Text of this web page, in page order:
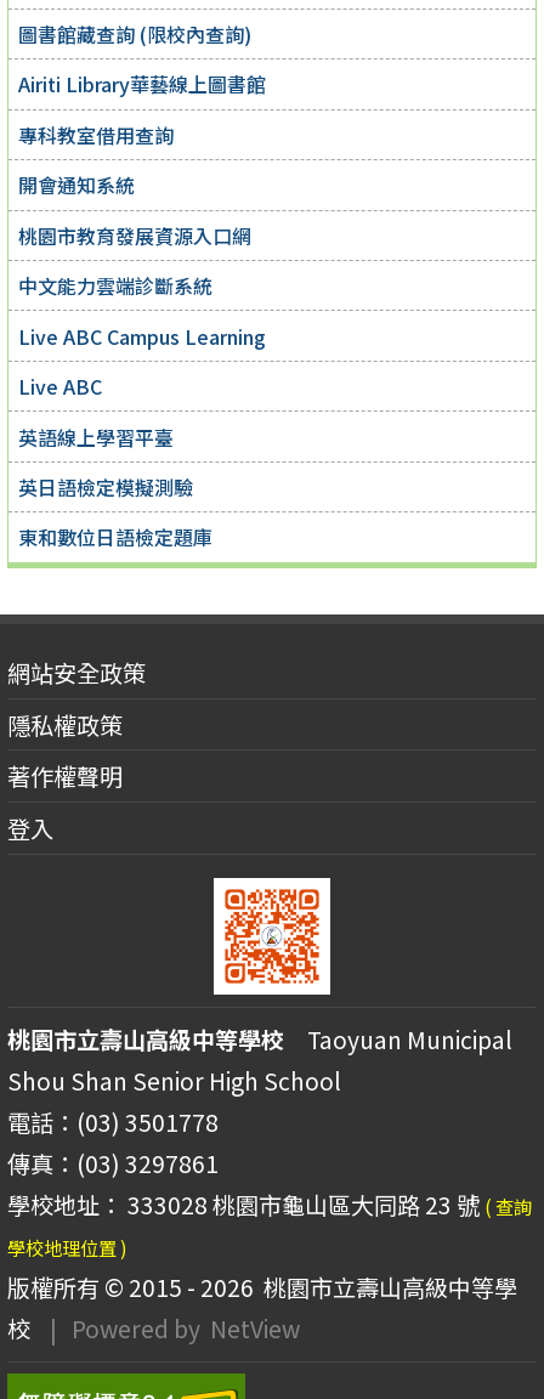
圖書館藏查詢 (限校內查詢)
Airiti Library華藝線上圖書館
專科教室借用查詢
開會通知系統
桃園市教育發展資源入口網
中文能力雲端診斷系統
Live ABC Campus Learning
Live ABC
英語線上學習平臺
英日語檢定模擬測驗
東和數位日語檢定題庫
網站安全政策
隱私權政策
著作權聲明
登入
桃園市立壽山高級中等學校 Taoyuan Municipal
Shou Shan Senior High School
電話：(03) 3501778
傳真：(03) 3297861
學校地址： 333028 桃園市龜山區大同路 23 號 ( 查詢
學校地理位置 )
版權所有 © 2015 - 2026 桃園市立壽山高級中等學
校
| Powered by NetView